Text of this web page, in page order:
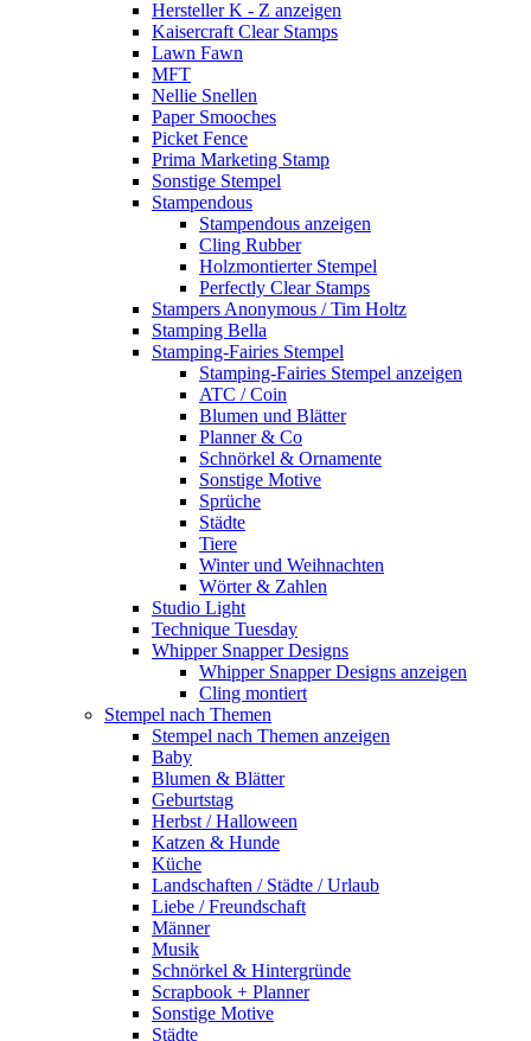
Hersteller K - Z anzeigen
Kaisercraft Clear Stamps
Lawn Fawn
MFT
Nellie Snellen
Paper Smooches
Picket Fence
Prima Marketing Stamp
Sonstige Stempel
Stampendous
Stampendous anzeigen
Cling Rubber
Holzmontierter Stempel
Perfectly Clear Stamps
Stampers Anonymous / Tim Holtz
Stamping Bella
Stamping-Fairies Stempel
Stamping-Fairies Stempel anzeigen
ATC / Coin
Blumen und Blätter
Planner & Co
Schnörkel & Ornamente
Sonstige Motive
Sprüche
Städte
Tiere
Winter und Weihnachten
Wörter & Zahlen
Studio Light
Technique Tuesday
Whipper Snapper Designs
Whipper Snapper Designs anzeigen
Cling montiert
Stempel nach Themen
Stempel nach Themen anzeigen
Baby
Blumen & Blätter
Geburtstag
Herbst / Halloween
Katzen & Hunde
Küche
Landschaften / Städte / Urlaub
Liebe / Freundschaft
Männer
Musik
Schnörkel & Hintergründe
Scrapbook + Planner
Sonstige Motive
Städte